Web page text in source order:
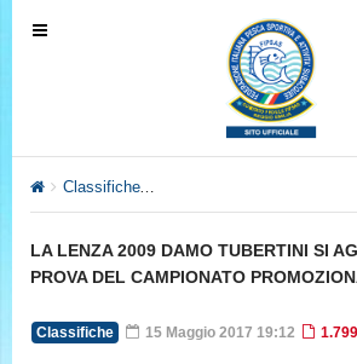
T
v
g
a
Classifiche
LA LENZA 2009 DAMO TUBERTINI SI
PROVA DEL CAMPIONATO
Classifiche 15 Maggio 2017 19:12 1.799